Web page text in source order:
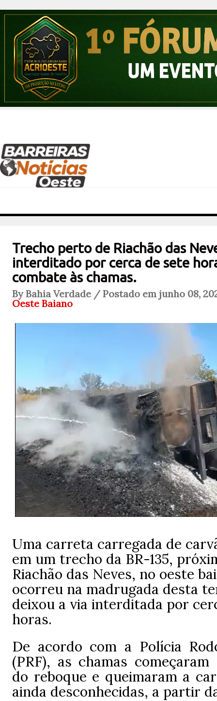
Trecho perto de Riachão das
interditado por cerca de sete
combate às chamas.
By Bahia Verdade / Postado em junho 08,
Oeste Baiano
Uma carreta carregada de
em um trecho da BR-135,
Riachão das Neves, no oeste
ocorreu na madrugada desta
deixou a via interditada por
horas.
De acordo com a Polícia
(PRF), as chamas
do reboque e queimaram a
ainda desconhecidas, a partir